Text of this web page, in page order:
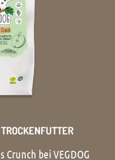
Crunch bei VEGDOG